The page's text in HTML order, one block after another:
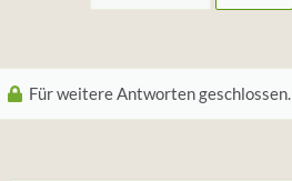
g
e
n
Für weitere Antworten geschlossen.